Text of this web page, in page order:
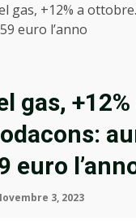
gas, +12% a
euro l’anno
gas, +12%
euro
3, 2023